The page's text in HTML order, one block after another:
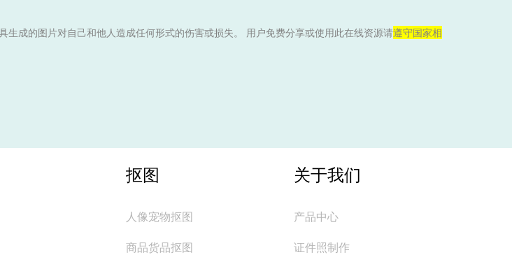
成的图片对自己和他人造成任何形式的伤害或损失。 用户免费分享或使用此在线资源请遵守国家相
抠图
人像宠物抠图
商品货品抠图
关于我们
产品中心
证件照制作